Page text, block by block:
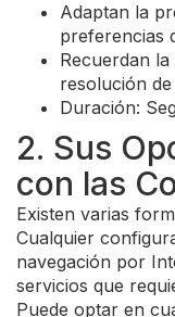
Adaptan la
preferencias
Recuerdan
resolución
Duración:
2. Sus
con las
Existen varias
Cualquier
navegación por
servicios que
Puede optar en